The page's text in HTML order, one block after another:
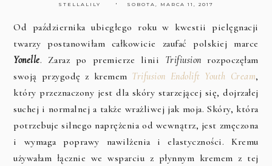
STELLALILY SOBOTA, MARCA 11, 2017
Od października ubiegłego roku w kwestii pielęgnacji
twarzy postanowiłam całkowicie zaufać polskiej marce
Yonelle. Zaraz po premierze linii Trifiusion rozpoczęłam
swoją przygodę z kremem Trifusion Endolift Youth Cream,
który przeznaczony jest dla skóry starzejącej się, dojrzałej
suchej i normalnej a także wrażliwej jak moja. Skóry, która
potrzebuje silnego naprężenia od wewnątrz, jest zmęczona
i wymaga poprawy nawilżenia i elastyczności. Kremu
używałam łącznie we wsparciu z płynnym kremem z tej